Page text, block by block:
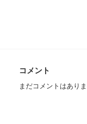
コメント
まだコメントはありま